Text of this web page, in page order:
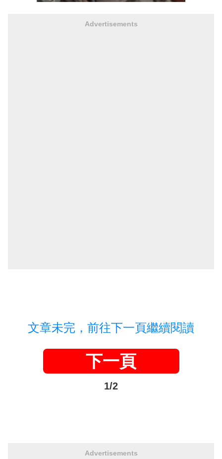
Advertisements
文章未完，前往下一頁繼續閱讀
下一頁
1/2
Advertisements